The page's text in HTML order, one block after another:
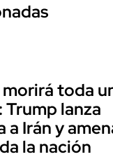
toda
lanza
Irán y
la nación